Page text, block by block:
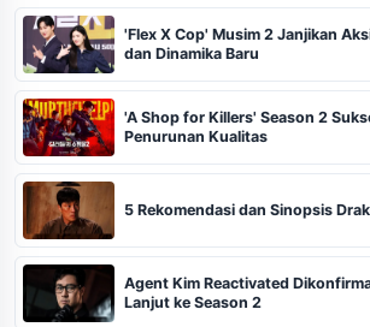
'Flex X Cop' Musim 2 Janjikan
dan Dinamika Baru
'A Shop for Killers' Season 2
Penurunan Kualitas
5 Rekomendasi dan Sinopsis
Agent Kim Reactivated
Lanjut ke Season 2